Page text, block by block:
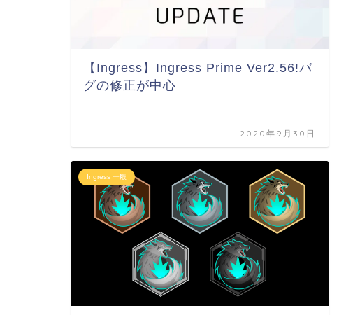
【Ingress】Ingress Prime Ver2.56!バ
グの修正が中心
2020年9月30日
Ingress 一般